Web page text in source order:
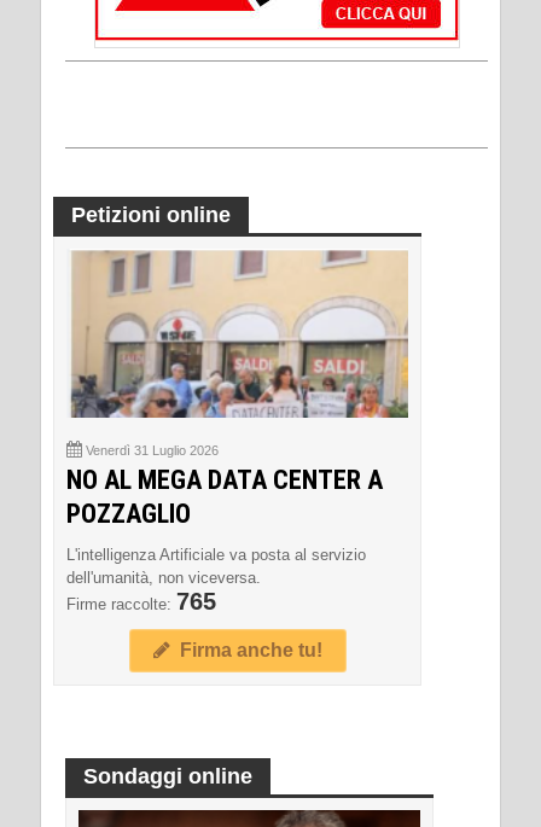
Petizioni online
Venerdì 31 Luglio 2026
NO AL MEGA DATA CENTER A
POZZAGLIO
L'intelligenza Artificiale va posta al servizio
dell'umanità, non viceversa.
Firme raccolte: 765
Firma anche tu!
Sondaggi online